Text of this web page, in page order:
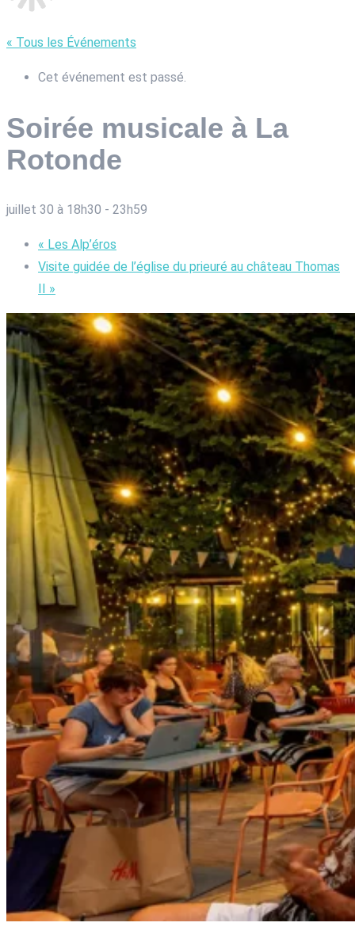
« Tous les Événements
Cet événement est passé.
Soirée musicale à La
Rotonde
juillet 30 à 18h30 - 23h59
« Les Alp’éros
Visite guidée de l’église du prieuré au château Thomas
»